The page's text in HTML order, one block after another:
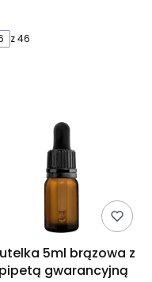
z 46
5ml brązowa z
pipetą gwarancyjną